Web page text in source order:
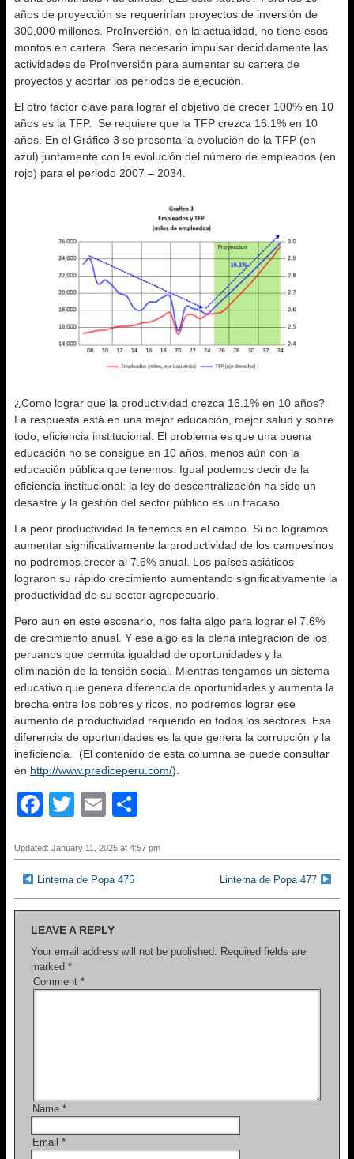
años de proyección se requerirían proyectos de inversión de
300,000 millones. ProInversión, en la actualidad, no tiene esos
montos en cartera. Sera necesario impulsar decididamente las
actividades de ProInversión para aumentar su cartera de
proyectos y acortar los periodos de ejecución.
El otro factor clave para lograr el objetivo de crecer 100% en 10
años es la TFP. Se requiere que la TFP crezca 16.1% en 10
años. En el Gráfico 3 se presenta la evolución de la TFP (en
azul) juntamente con la evolución del número de empleados (en
rojo) para el periodo 2007 – 2034.
¿Como lograr que la productividad crezca 16.1% en 10 años?
La respuesta está en una mejor educación, mejor salud y sobre
todo, eficiencia institucional. El problema es que una buena
educación no se consigue en 10 años, menos aún con la
educación pública que tenemos. Igual podemos decir de la
eficiencia institucional: la ley de descentralización ha sido un
desastre y la gestión del sector público es un fracaso.
La peor productividad la tenemos en el campo. Si no logramos
aumentar significativamente la productividad de los campesinos
no podremos crecer al 7.6% anual. Los países asiáticos
lograron su rápido crecimiento aumentando significativamente la
productividad de su sector agropecuario.
Pero aun en este escenario, nos falta algo para lograr el 7.6%
de crecimiento anual. Y ese algo es la plena integración de los
peruanos que permita igualdad de oportunidades y la
eliminación de la tensión social. Mientras tengamos un sistema
educativo que genera diferencia de oportunidades y aumenta la
brecha entre los pobres y ricos, no podremos lograr ese
aumento de productividad requerido en todos los sectores. Esa
diferencia de oportunidades es la que genera la corrupción y la
ineficiencia. (El contenido de esta columna se puede consultar
en http://www.prediceperu.com/).
F
c
e
b
o
o
k
T
tt
er
E
ail ar
Updated: January 11, 2025 at 4:57 pm
Linterna de Popa 475 Linterna de Popa 477
LEAVE A REPLY
Your email address will not be published. Required fields are
marked *
Comment *
Name *
Email *